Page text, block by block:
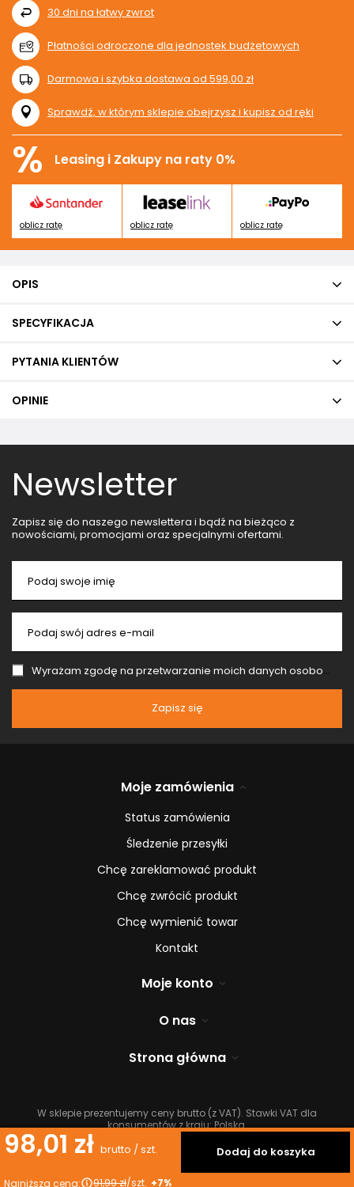
98,01 zł brutto /szt.
Najniższa cena: 91,99 zł/szt. +7%
Dodaj do koszyka
30 dni na łatwy zwrot
Płatności odroczone dla jednostek budżetowych
Darmowa i szybka dostawa od 599,00 zł
Sprawdź, w którym sklepie obejrzysz i kupisz od ręki
% Leasing i Zakupy na raty 0%
oblicz ratę oblicz ratę oblicz ratę
OPIS
SPECYFIKACJA
PYTANIA KLIENTÓW
OPINIE
Newsletter
Zapisz się do naszego newslettera i bądź na bieżąco z
nowościami, promocjami oraz specjalnymi ofertami.
Podaj swoje imię
Podaj swój adres e-mail
Wyrażam zgodę na przetwarzanie moich danych osobowych (adres e-mail) na potrzeby wysyłki newslettera z informacją handlową (marketing). Więcej w
Zapisz się
Moje zamówienia
Status zamówienia
Śledzenie przesyłki
Chcę zareklamować produkt
Chcę zwrócić produkt
Chcę wymienić towar
Kontakt
Moje konto
O nas
Strona główna
W sklepie prezentujemy ceny brutto (z VAT). Stawki VAT dla
konsumentów z kraju:Polska.